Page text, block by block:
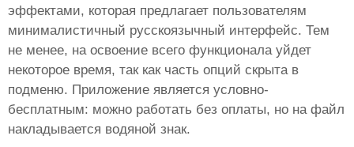
эффектами, которая предлагает пользователям
минималистичный русскоязычный интерфейс. Тем
не менее, на освоение всего функционала уйдет
некоторое время, так как часть опций скрыта в
подменю. Приложение является условно-
бесплатным: можно работать без оплаты, но на файл
накладывается водяной знак.